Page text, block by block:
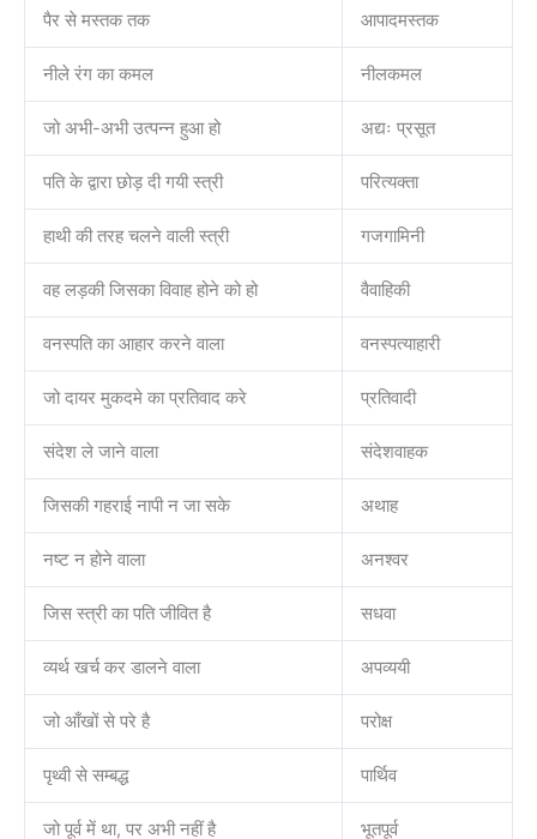
पैर से मस्तक तक आपादमस्तक
नीले रंग का कमल नीलकमल
जो अभी-अभी उत्पन्न हुआ हो अद्यः प्रसूत
पति के द्वारा छोड़ दी गयी स्त्री परित्यक्ता
हाथी की तरह चलने वाली स्त्री गजगामिनी
वह लड़की जिसका विवाह होने को हो वैवाहिकी
वनस्पति का आहार करने वाला वनस्पत्याहारी
जो दायर मुकदमे का प्रतिवाद करे प्रतिवादी
संदेश ले जाने वाला संदेशवाहक
जिसकी गहराई नापी न जा सके अथाह
नष्ट न होने वाला अनश्वर
जिस स्त्री का पति जीवित है सधवा
व्यर्थ खर्च कर डालने वाला अपव्ययी
जो आँखों से परे है परोक्ष
पृथ्वी से सम्बद्ध पार्थिव
जो पूर्व में था, पर अभी नहीं है भूतपूर्व